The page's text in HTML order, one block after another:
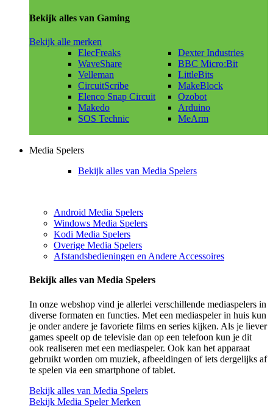
Bekijk alles van Gaming
Bekijk alle merken
ElecFreaks
WaveShare
Velleman
CircuitScribe
Elenco Snap Circuit
Makedo
SOS Technic
Dexter Industries
BBC Micro:Bit
LittleBits
MakeBlock
Ozobot
Arduino
MeArm
Media Spelers
Bekijk alles van Media Spelers
Android Media Spelers
Windows Media Spelers
Kodi Media Spelers
Overige Media Spelers
Afstandsbedieningen en Andere Accessoires
Bekijk alles van Media Spelers
In onze webshop vind je allerlei verschillende mediaspelers in
diverse formaten en functies. Met een mediaspeler in huis kun
je onder andere je favoriete films en series kijken. Als je liever
games speelt op de televisie dan op een telefoon kun je dit
ook realiseren met een mediaspeler. Ook kan het apparaat
gebruikt worden om muziek, afbeeldingen of iets dergelijks af
te spelen via een smartphone of tablet.
Bekijk alles van Media Spelers
Bekijk Media Speler Merken